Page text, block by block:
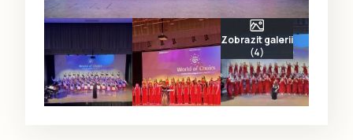
Zobrazit galerii
(4)